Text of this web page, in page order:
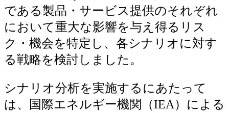
である製品・サービス提供のそれぞれ
において重大な影響を与え得るリス
ク・機会を特定し、各シナリオに対す
る戦略を検討しました。
シナリオ分析を実施するにあたって
は、国際エネルギー機関（IEA）による